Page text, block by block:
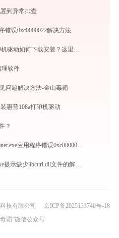
到异常排查
错误0xc0000022解决方法
HP DJ 4800 series PCL3打印机驱动如何下载安装？这里有你需要的所有信息
理软件
问题解决方法-金山毒霸
惠普108a打印机驱动
？
金山毒霸垃圾清理模块kcleaner.exe应用程序错误0xc0000017解决方法
口袋西游相关进程 patcher.exe提示缺少libcurl.dll文件的解决办法
技有限公司
京ICP备2025133740号-18
霸”微信公众号